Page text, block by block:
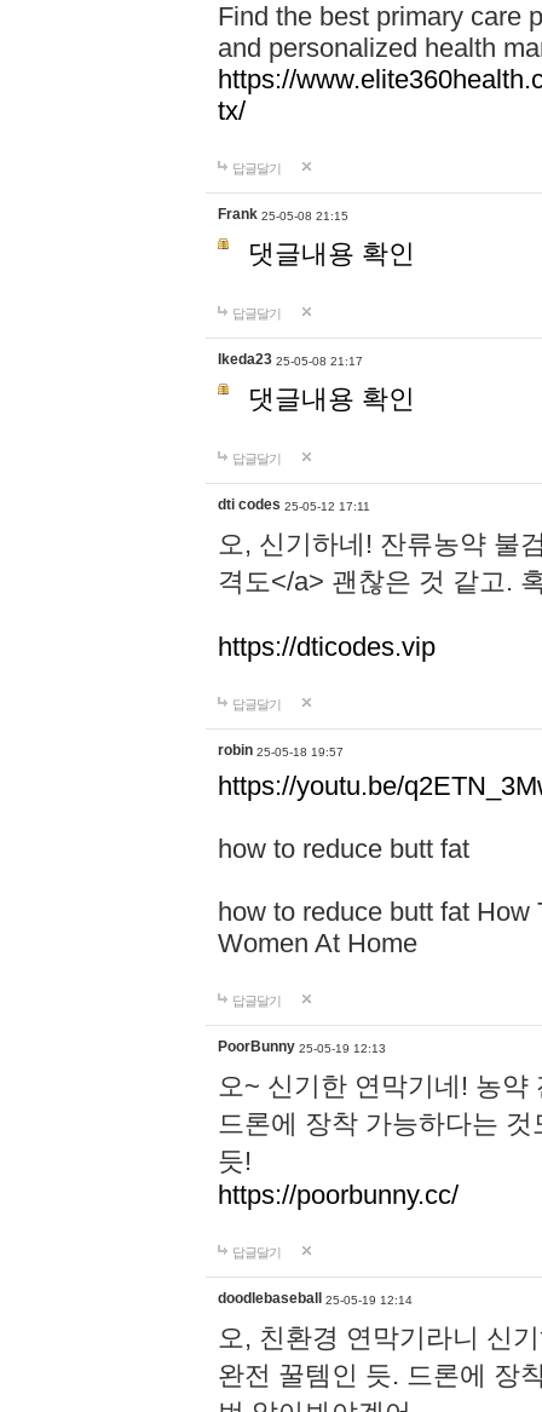
Find the best primary care
and personalized health
https://
tx/
답글달기
Frank 25-05-08 21:15
댓글내용 확인
답글달기
Ikeda23 25-05-08 21:17
댓글내용 확인
답글달기
dti codes 25-05-12 17:11
오, 신기하네! 잔류농약 불
격도</a> 괜찮은 것 같고.
https://dticodes.vip
답글달기
robin 25-05-18 19:57
https://youtu.be/
how to reduce butt fat
how to reduce butt fat
Women At Home
답글달기
PoorBunny 25-05-19 12:13
오~ 신기한 연막기네! 농약
드론에 장착 가능하다는
듯!
https://poorbunny.cc/
답글달기
doodlebaseball 25-05-19 12:14
오, 친환경 연막기라니 신
완전 꿀템인 듯. 드론에 장